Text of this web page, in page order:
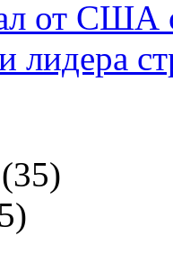
от США
лидера
(35)